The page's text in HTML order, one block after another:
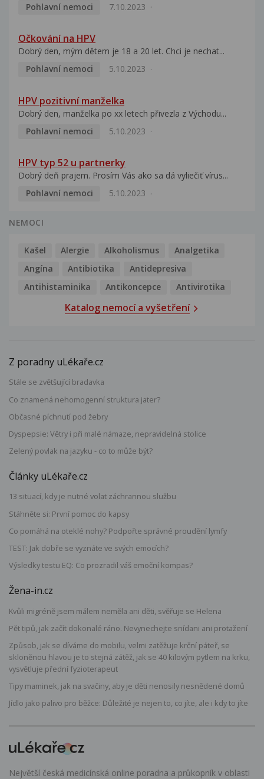
Pohlavní nemoci
7.10.2023
Očkování na HPV
Dobrý den, mým dětem je 18 a 20 let. Chci je nechat...
Pohlavní nemoci
5.10.2023
HPV pozitivní manželka
Dobrý den, manželka po xx letech přivezla z Východu...
Pohlavní nemoci
5.10.2023
HPV typ 52 u partnerky
Dobrý deň prajem. Prosím Vás ako sa dá vyliečiť vírus...
Pohlavní nemoci
5.10.2023
NEMOCI
Kašel Alergie Alkoholismus
Analgetika
Angína
Antibiotika
Antidepresiva
Antihistaminika
Antikoncepce Antivirotika
Katalog nemocí a vyšetření
Z poradny uLékaře.cz
Stále se zvětšující bradavka
Co znamená nehomogenní struktura jater?
Občasné píchnutí pod žebry
Dyspepsie: Větry i při malé námaze, nepravidelná stolice
Zelený povlak na jazyku - co to může být?
Články uLékaře.cz
13 situací, kdy je nutné volat záchrannou službu
Stáhněte si: První pomoc do kapsy
Co pomáhá na oteklé nohy? Podpořte správné proudění lymfy
TEST: Jak dobře se vyznáte ve svých emocích?
Výsledky testu EQ: Co prozradil váš emoční kompas?
Žena-in.cz
Kvůli migréně jsem málem neměla ani děti, svěřuje se Helena
Pět tipů, jak začít dokonalé ráno. Nevynechejte snídani ani protažení
Způsob, jak se díváme do mobilu, velmi zatěžuje krční páteř, se
skloněnou hlavou je to stejná zátěž, jak se 40 kilovým pytlem na krku,
vysvětluje přední fyzioterapeut
Tipy maminek, jak na svačiny, aby je děti nenosily nesnědené domů
Jídlo jako palivo pro běžce: Důležité je nejen to, co jíte, ale i kdy to jíte
Největší česká medicínská online poradna a průkopník v oblasti